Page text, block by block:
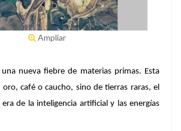
Ampliar
una nueva fiebre de materias primas. Esta
café o caucho, sino de tierras raras, el
de la inteligencia artificial y las energías